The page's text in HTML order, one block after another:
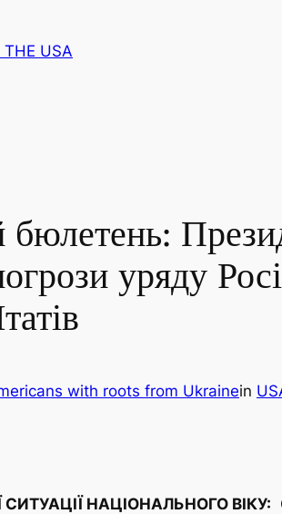
THE USA
бюлетень:
уряду
with roots from Ukrainein
НАЦІОНАЛЬНОГО ВІКУ: